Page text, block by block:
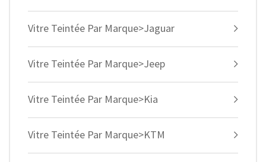
Vitre Teintée Par Marque>Jaguar
Vitre Teintée Par Marque>Jeep
Vitre Teintée Par Marque>Kia
Vitre Teintée Par Marque>KTM